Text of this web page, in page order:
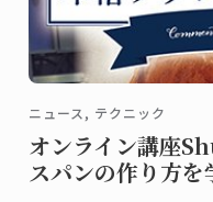
ニュース, テクニック
オンライン講座
スパンの作り方を